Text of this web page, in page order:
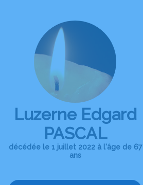
Luzerne Edgard
PASCAL
décédée le 1 juillet 2022 à l'âge de 67
ans